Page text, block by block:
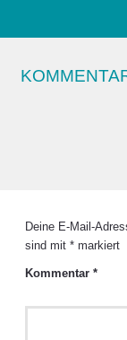
Deine E-Mail-
sind mit *markiert
Kommentar *